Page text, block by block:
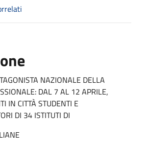
NAZIONALE DELLA
DAL 7 AL 12 APRILE,
IN CITTÀ STUDENTI E
DI 34 ISTITUTI DI